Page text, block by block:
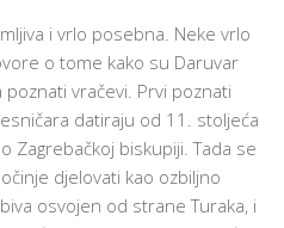
i vrlo posebna. Neke vrlo
o tome kako su Daruvar
vračevi. Prvi poznati
datiraju od 11. stoljeća
Zagrebačkoj biskupiji. Tada se
djelovati kao ozbiljno
osvojen od strane Turaka, i